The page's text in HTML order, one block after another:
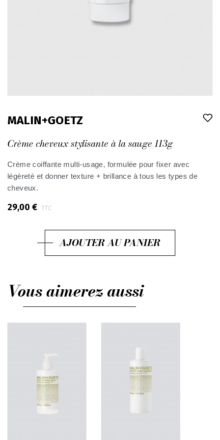
MALIN+GOETZ
Crème cheveux stylisante à la sauge 113g
Crème coiffante multi-usage, formulée pour fixer avec
légèreté et donner texture + brillance à tous les types de
cheveux.
29,00 € TTC
AJOUTER AU PANIER
Vous aimerez aussi